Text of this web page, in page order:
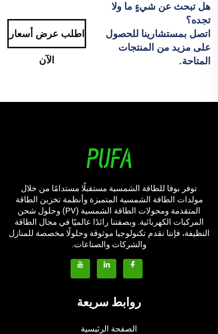
هل تبحث عن شيءٍ ما ولا
تجده؟
اتصل بمستشارينا للحصول
على مزيد من المنتجات
المتاحة.
اطلب عرض أسعار
الآن
توفر بوفا للطاقة الشمسية مستقبلًا مستدامًا من خلال
مولدات الطاقة الشمسية المتميزة وأنظمة تخزين الطاقة
المتقدمة ومحولات الطاقة الشمسية (PV) وحلول شحن
المركبات الكهربائية. وبصفتنا رائدًا عالميًا في مجال الطاقة
النظيفة، فإننا نقدم تكنولوجيا موثوقة وحلولًا مخصصة للمنازل
والشركات والصناعات.
روابط سريعة
الصفحة الرئيسية